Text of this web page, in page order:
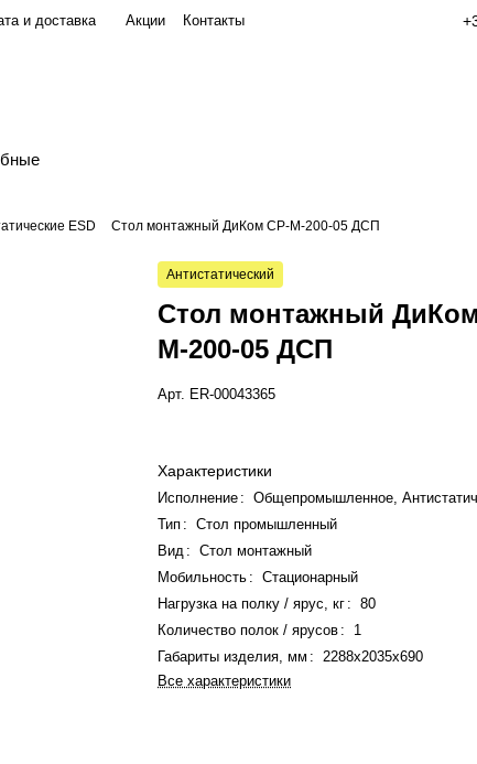
и доставка Акции Контакты
ESD Стол монтажный ДиКом СР-М-200-05 ДСП
Антистатический
Стол монтажный
М-200-05 ДСП
Арт. ER-00043365
Характеристики
Исполнение :
Общепромышленное,
Тип :
Стол промышленный
Вид :
Стол монтажный
Мобильность :
Стационарный
Нагрузка на полку / ярус, кг :
80
Количество полок / ярусов :
1
Габариты изделия, мм :
2288x2035x690
Все характеристики